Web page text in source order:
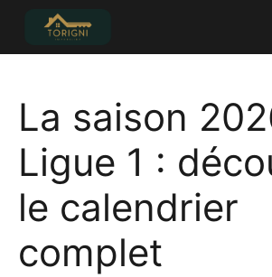
contenu
La saison
Ligue 1 :
le calendrier
complet